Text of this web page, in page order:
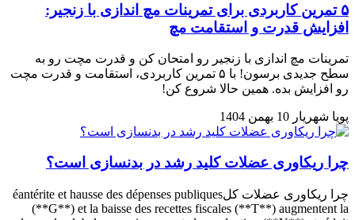
۵ تمرین کاربردی برای تمرینات مچ اندازی با زنجیر:
افزایش قدرت و استقامت مچ
تمرینات مچ اندازی با زنجیر رو امتحان کن و قدرت مچت رو به
سطح جدیدی برسون! با ۵ تمرین کاربردی، استقامت و قدرت مچت
رو افزایش بده. همین حالا شروع کن!
پویا شهریار 10 بهمن 1404
چرا ریکاوری عضلات کلید رشد در بدنسازی است؟
چرا ریکاوری عضلات کلéantérite et hausse des dépenses publiques
(**G**) et la baisse des recettes fiscales (**T**) augmentent la